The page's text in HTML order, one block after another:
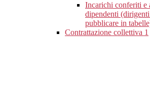
Incarichi conferiti e
dipendenti
pubblicare in
Contrattazione collettiva 1